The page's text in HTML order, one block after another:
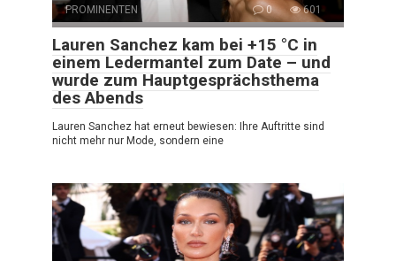
PROMINENTEN 0 601
Lauren Sanchez kam bei +15 °C in
einem Ledermantel zum Date – und
wurde zum Hauptgesprächsthema
des Abends
Lauren Sanchez hat erneut bewiesen: Ihre Auftritte sind
nicht mehr nur Mode, sondern eine